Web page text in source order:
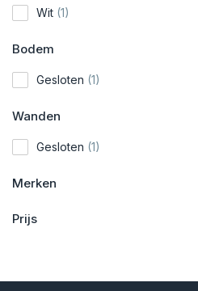
Wit (1)
Bodem
Gesloten (1)
Wanden
Gesloten (1)
Merken
Prijs